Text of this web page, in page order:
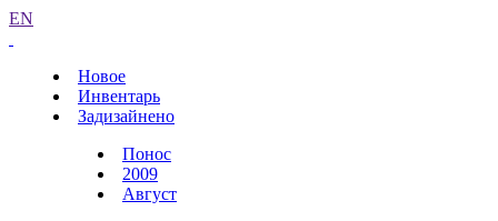
EN
Новое
Инвентарь
Задизайнено
Понос
2009
Август